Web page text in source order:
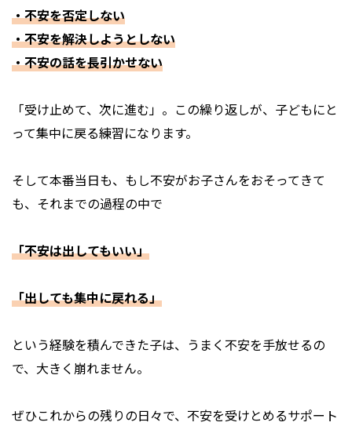
・不安を否定しない
・不安を解決しようとしない
・不安の話を長引かせない
「受け止めて、次に進む」。この繰り返しが、子どもにと
って集中に戻る練習になります。
そして本番当日も、もし不安がお子さんをおそってきて
も、それまでの過程の中で
「不安は出してもいい」
「出しても集中に戻れる」
という経験を積んできた子は、うまく不安を手放せるの
で、大きく崩れません。
ぜひこれからの残りの日々で、不安を受けとめるサポート